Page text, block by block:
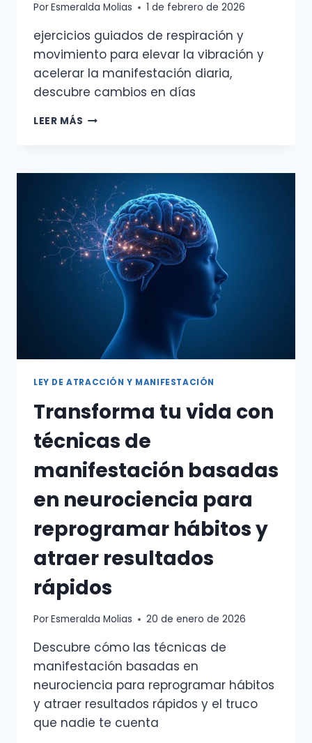
PorEsmeralda Molias 1 de febrero de 2026
ejercicios guiados de respiración y
movimiento para elevar la vibración y
acelerar la manifestación diaria,
descubre cambios en días
LEER MÁS TRANSFORMA
EJERCICIOS
GUIADOS
DE
RESPIRACIÓN
Y
MOVIMIENTO
PARA
VIBRACIÓN
ACELERAR
MANIFESTACIÓN
LEY DE ATRACCIÓN Y MANIFESTACIÓN
Transforma tu vida con
técnicas de
manifestación basadas
en neurociencia para
reprogramar hábitos y
atraer resultados
rápidos
PorEsmeralda Molias 20 de enero de 2026
Descubre cómo las técnicas de
manifestación basadas en
neurociencia para reprogramar hábitos
y atraer resultados rápidos y el truco
que nadie te cuenta